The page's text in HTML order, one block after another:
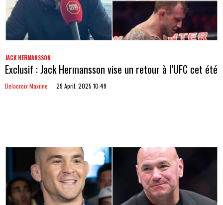
JACK HERMANSSON
Exclusif : Jack Hermansson vise un retour à l’UFC cet été
Delacroix Maxime 29 April, 2025 10:49